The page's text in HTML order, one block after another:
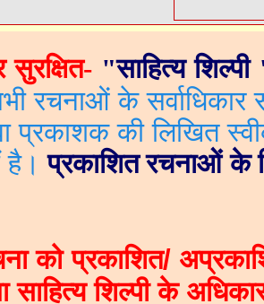
सुरक्षित- "साहित्य शिल्पी
रचनाओं के
की लिखित
है। प्रकाशित रचनाओं के
को प्रकाशित/
साहित्य शिल्पी के